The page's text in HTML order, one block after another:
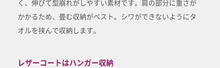
く、伸びて型崩れがしやすい素材です。肩の部分に重さが
かかるため、畳む収納がベスト。シワができないようにタ
オルを挟んで収納します。
レザーコートはハンガー収納